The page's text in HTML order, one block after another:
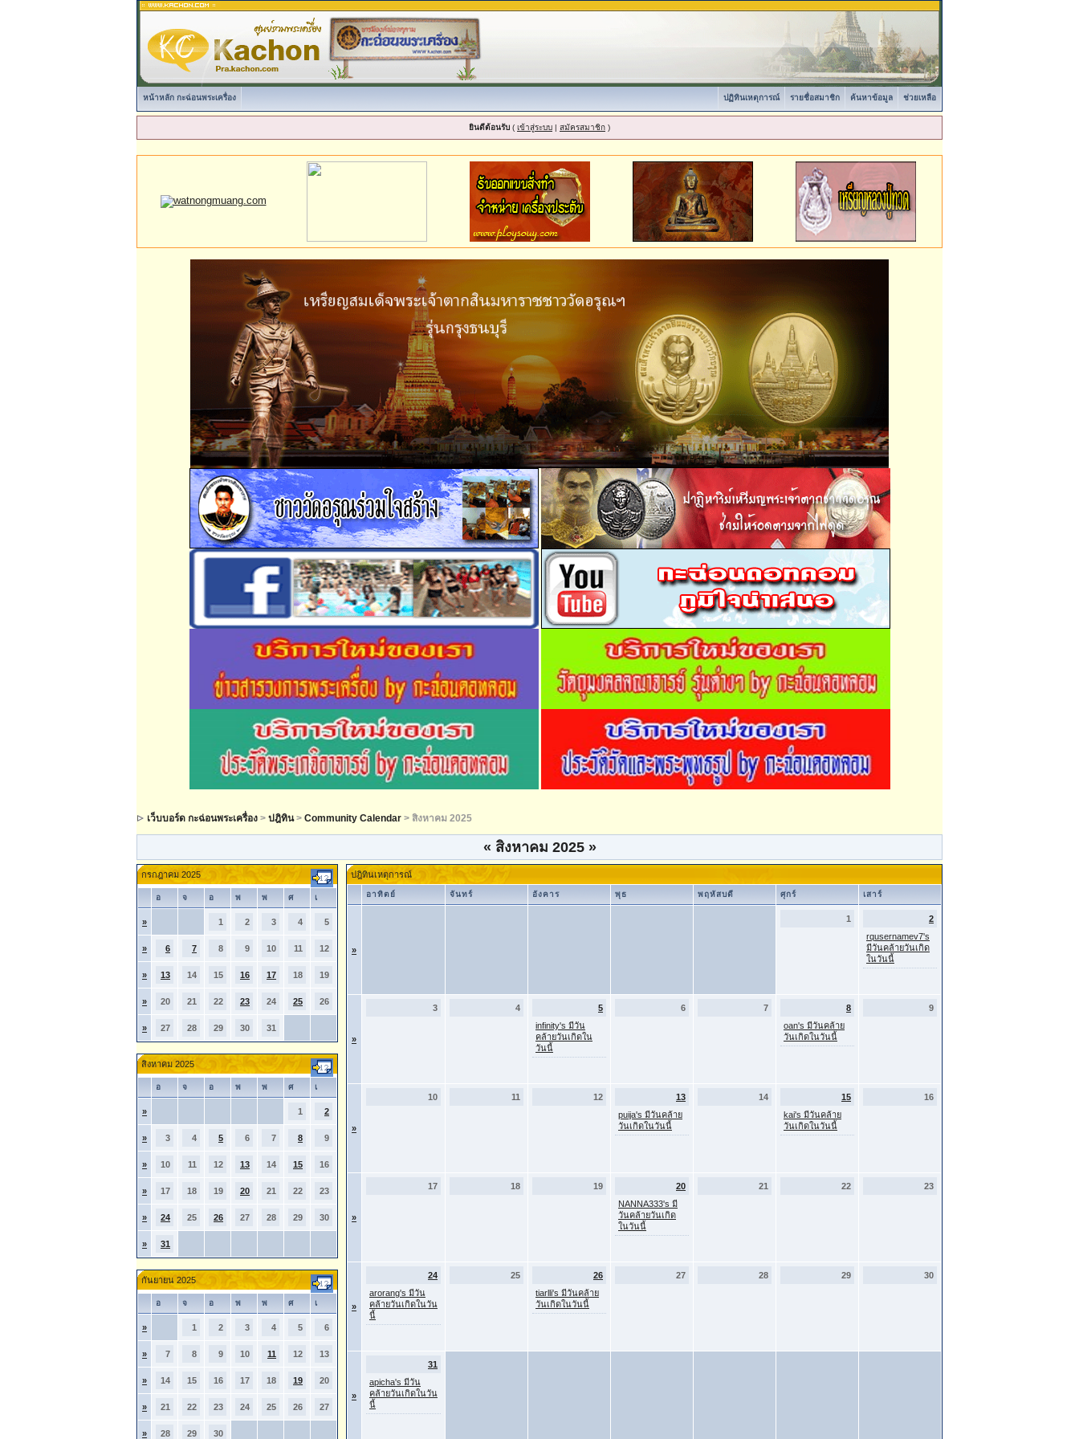
หน้าหลัก กะฉ่อนพระเครื่อง ช่วยเหลือ
ค้นหาข้อมูล
รายชื่อสมาชิก
ปฏิทินเหตุการณ์
ยินดีต้อนรับ ( เข้าสู่ระบบ | สมัครสมาชิก )
เว็บบอร์ด กะฉ่อนพระเครื่อง > ปฎิทิน> Community Calendar > สิงหาคม 2025
« สิงหาคม 2025 »
กรกฎาคม 2025
อ จ อ พ พ ศ เ
» 1 2 3 4 5
» 6 7 8 9 10 11 12
» 13 14 15 16 17 18 19
» 20 21 22 23 24 25 26
» 27 28 29 30 31
สิงหาคม 2025
อ จ อ พ พ ศ เ
» 1 2
» 3 4 5 6 7 8 9
» 10 11 12 13 14 15 16
» 17 18 19 20 21 22 23
» 24 25 26 27 28 29 30
» 31
กันยายน 2025
อ จ อ พ พ ศ เ
» 1 2 3 4 5 6
» 7 8 9 10 11 12 13
» 14 15 16 17 18 19 20
» 21 22 23 24 25 26 27
» 28 29 30
ปฎิทินเหตุการณ์
อาทิตย์ จันทร์ อังคาร พุธ พฤหัสบดี ศุกร์ เสาร์
»
1
2
rqusernamev7's
มีวันคล้ายวันเกิด
ในวันนี้
»
3 4
5
infinity's มีวัน
คล้ายวันเกิดใน
วันนี้
6 7
8
oan's มีวันคล้าย
วันเกิดในวันนี้
9
»
10 11 12
13
puija's มีวันคล้าย
วันเกิดในวันนี้
14
15
kai's มีวันคล้าย
วันเกิดในวันนี้
16
»
17 18 19
20
NANNA333's มี
วันคล้ายวันเกิด
ในวันนี้
21 22 23
»
24
arorang's มีวัน
คล้ายวันเกิดในวัน
นี้
25
26
tiarlli's มีวันคล้าย
วันเกิดในวันนี้
27 28 29 30
»
31
apicha's มีวัน
คล้ายวันเกิดในวัน
นี้